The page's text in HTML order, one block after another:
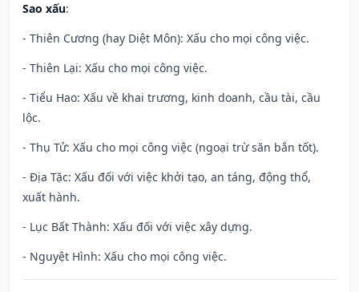
Sao xấu:
- Thiên Cương (hay Diệt Môn): Xấu cho mọi công việc.
- Thiên Lại: Xấu cho mọi công việc.
- Tiểu Hao: Xấu về khai trương, kinh doanh, cầu tài, cầu
lộc.
- Thụ Tử: Xấu cho mọi công việc (ngoại trừ săn bắn tốt).
- Địa Tặc: Xấu đối với việc khởi tạo, an táng, động thổ,
xuất hành.
- Lục Bất Thành: Xấu đối với việc xây dựng.
- Nguyệt Hình: Xấu cho mọi công việc.